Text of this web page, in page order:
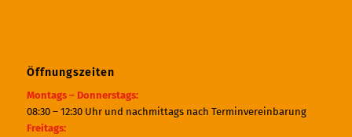
Öffnungszeiten
Montags – Donnerstags:
08:30 – 12:30 Uhr und nachmittags nach Terminvereinbarung
Freitags: